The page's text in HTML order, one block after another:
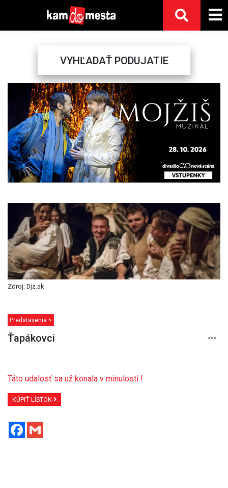
VYHĽADAŤ PODUJATIE
Previous
Zdroj: Djz.sk
Predstavenia >
Ťapákovci
Táto udalosť sa už konala v minulosti !
KÚPIŤ LÍSTOK
Facebook